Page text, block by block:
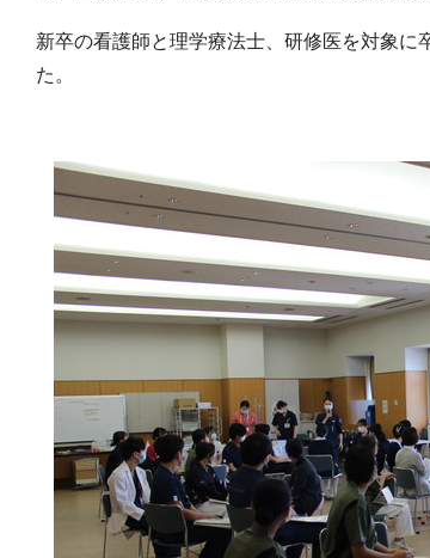
新卒の看護師と理学療法士、研修医を対象に
た。